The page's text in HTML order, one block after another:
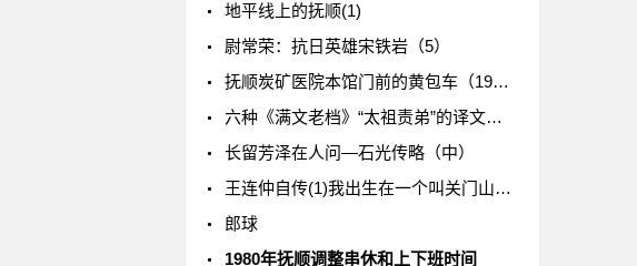
地平线上的抚顺(1)
尉常荣：抗日英雄宋铁岩（5）
抚顺炭矿医院本馆门前的黄包车（1937年摄）
六种《满文老档》“太祖责弟”的译文刍议
长留芳泽在人问—石光传略（中）
王连仲自传(1)我出生在一个叫关门山的村庄
郎球
1980年抚顺调整串休和上下班时间